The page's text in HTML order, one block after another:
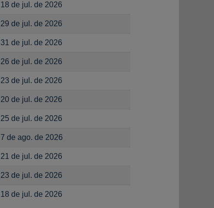
18 de jul. de 2026
29 de jul. de 2026
31 de jul. de 2026
26 de jul. de 2026
23 de jul. de 2026
20 de jul. de 2026
25 de jul. de 2026
7 de ago. de 2026
21 de jul. de 2026
23 de jul. de 2026
18 de jul. de 2026